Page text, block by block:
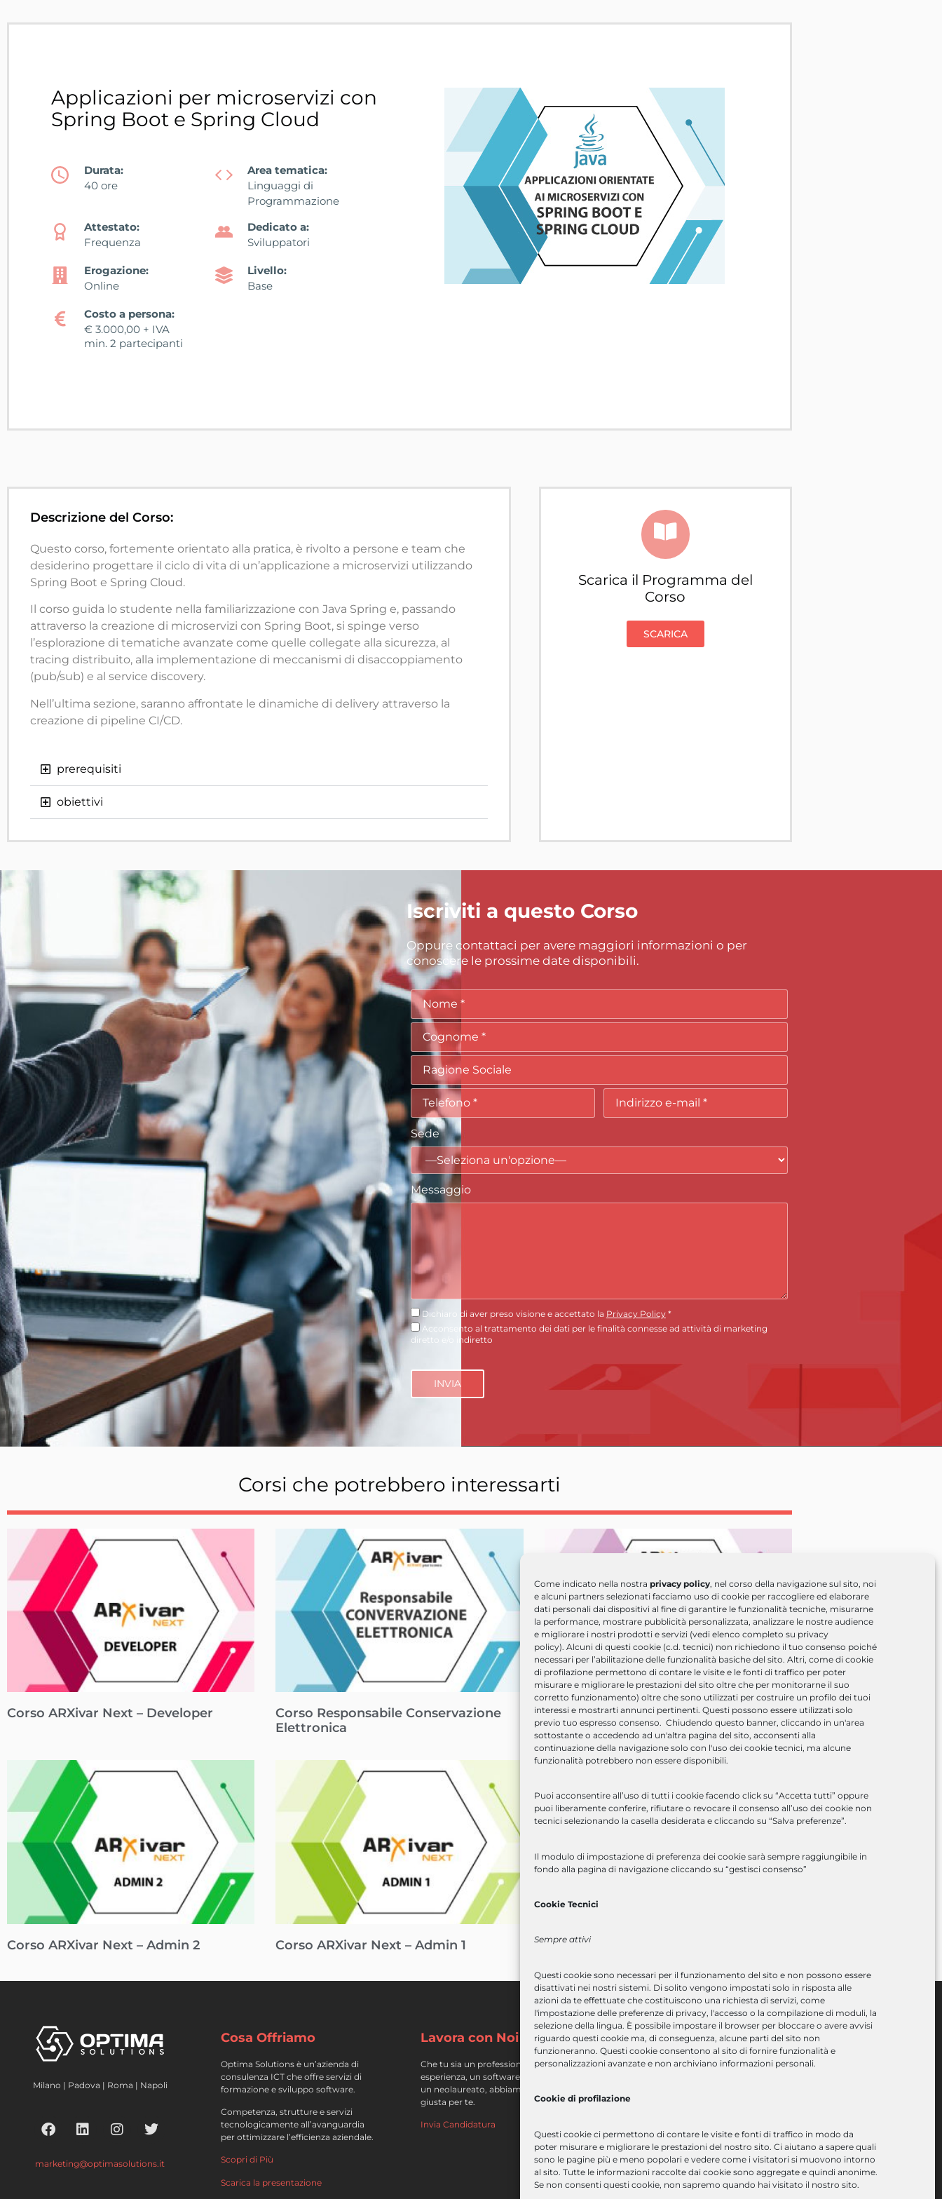
Come indicato nella nostra privacy policy, nel corso della navigazione sul sito, noi
e alcuni partners selezionati facciamo uso di cookie per raccogliere ed elaborare
dati personali dai dispositivi al fine di garantire le funzionalità tecniche, misurarne
la performance, mostrare pubblicità personalizzata, analizzare le nostre audience
e migliorare i nostri prodotti e servizi (vedi elenco completo su privacy
policy). Alcuni di questi cookie (c.d. tecnici) non richiedono il tuo consenso poiché
necessari per l’abilitazione delle funzionalità basiche del sito. Altri, come di cookie
di profilazione permettono di contare le visite e le fonti di traffico per poter
misurare e migliorare le prestazioni del sito oltre che per monitorarne il suo
corretto funzionamento) oltre che sono utilizzati per costruire un profilo dei tuoi
interessi e mostrarti annunci pertinenti. Questi possono essere utilizzati solo
previo tuo espresso consenso. Chiudendo questo banner, cliccando in un'area
sottostante o accedendo ad un'altra pagina del sito, acconsenti alla
continuazione della navigazione solo con l'uso dei cookie tecnici, ma alcune
funzionalità potrebbero non essere disponibili.
Puoi acconsentire all’uso di tutti i cookie facendo click su “Accetta tutti” oppure
puoi liberamente conferire, rifiutare o revocare il consenso all’uso dei cookie non
tecnici selezionando la casella desiderata e cliccando su “Salva preferenze”.
Il modulo di impostazione di preferenza dei cookie sarà sempre raggiungibile in
fondo alla pagina di navigazione cliccando su “gestisci consenso”
Cookie Tecnici
Sempre attivi
Questi cookie sono necessari per il funzionamento del sito e non possono essere
disattivati nei nostri sistemi. Di solito vengono impostati solo in risposta alle
azioni da te effettuate che costituiscono una richiesta di servizi, come
l'impostazione delle preferenze di privacy, l'accesso o la compilazione di moduli, la
selezione della lingua. È possibile impostare il browser per bloccare o avere avvisi
riguardo questi cookie ma, di conseguenza, alcune parti del sito non
funzioneranno. Questi cookie consentono al sito di fornire funzionalità e
personalizzazioni avanzate e non archiviano informazioni personali.
Cookie di profilazione
Questi cookie ci permettono di contare le visite e fonti di traffico in modo da
poter misurare e migliorare le prestazioni del nostro sito. Ci aiutano a sapere quali
sono le pagine più e meno popolari e vedere come i visitatori si muovono intorno
al sito. Tutte le informazioni raccolte dai cookie sono aggregate e quindi anonime.
Se non consenti questi cookie, non sapremo quando hai visitato il nostro sito.
Applicazioni per microservizi con
Spring Boot e Spring Cloud
Durata:
40 ore
Area tematica:
Linguaggi di
Programmazione
Attestato:
Frequenza
Dedicato a:
Sviluppatori
Erogazione:
Online
Livello:
Base
Costo a persona:
€ 3.000,00 + IVA
min. 2 partecipanti
Descrizione del Corso:
Questo corso, fortemente orientato alla pratica, è rivolto a persone e team che
desiderino progettare il ciclo di vita di un’applicazione a microservizi utilizzando
Spring Boot e Spring Cloud.
Il corso guida lo studente nella familiarizzazione con Java Spring e, passando
attraverso la creazione di microservizi con Spring Boot, si spinge verso
l’esplorazione di tematiche avanzate come quelle collegate alla sicurezza, al
tracing distribuito, alla implementazione di meccanismi di disaccoppiamento
(pub/sub) e al service discovery.
Nell’ultima sezione, saranno affrontate le dinamiche di delivery attraverso la
creazione di pipeline CI/CD.
prerequisiti
obiettivi
Scarica il Programma del
Corso
SCARICA
Iscriviti a questo Corso
Oppure contattaci per avere maggiori informazioni o per
conoscere le prossime date disponibili.
Sede
Messaggio
Dichiaro di aver preso visione e accettato la Privacy Policy*
Acconsento al trattamento dei dati per le finalità connesse ad attività di marketing
diretto e/o indiretto
Corsi che potrebbero interessarti
Corso ARXivar Next – Developer
Corso Responsabile Conservazione
Elettronica
Pacchetto CAD & Digital Solutions
Corso ARXivar Next – Admin 2 Corso ARXivar Next – Admin 1 Corso ARXivar Next – Flow V2
Milano | Padova | Roma | Napoli
marketing@optimasolutions.it
Cosa Offriamo
Optima Solutions è un’azienda di
consulenza ICT che offre servizi di
formazione e sviluppo software.
Competenza, strutture e servizi
tecnologicamente all’avanguardia
per ottimizzare l’efficienza aziendale.
Scopri di Più
Scarica la presentazione
Lavora con Noi
Che tu sia un professionista con
esperienza, un software engineer o
un neolaureato, abbiamo la posizione
giusta per te.
Invia Candidatura
Accesso Rapido
corsi a catalogo
affitto aule
profilo aziendale